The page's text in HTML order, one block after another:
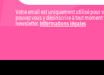
Votre email est uniquement utilisé pour
pouvez vous y désinscrire à tout
newsletter. Informations légales